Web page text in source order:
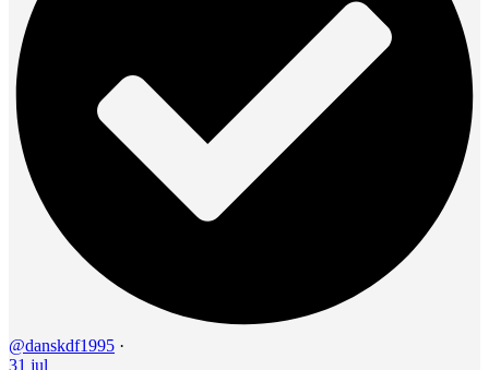
@danskdf1995 ·
31 jul